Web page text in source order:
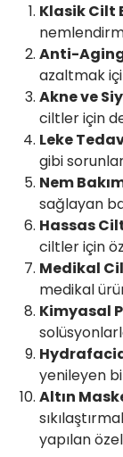
Klasik Cilt
Anti-Aging
azaltmak
Akne ve
ciltler için
Leke
gibi
Nem
sağlayan
Hassas
ciltler için
Medikal
medikal
Kimyasal
yenileyen
Altın
yapılan